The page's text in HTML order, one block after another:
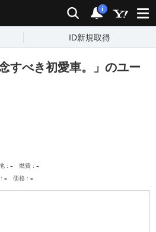
検索 通知
i
ID新規取得
すべき初愛車。」のユー
- 燃費 -
- 価格 -